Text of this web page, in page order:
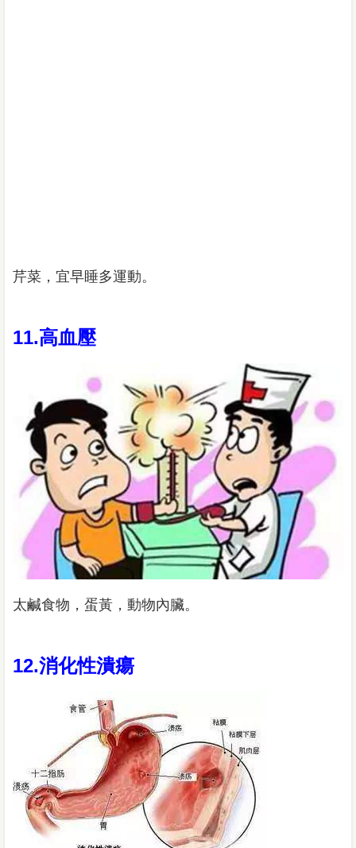
芹菜，宜早睡多運動。
11.高血壓
太鹹食物，蛋黃，動物內臟。
12.消化性潰瘍